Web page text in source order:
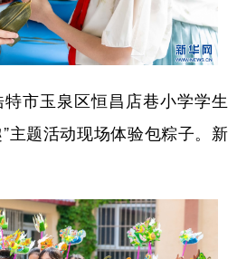
市玉泉区恒昌店巷小学学生
主题活动现场体验包粽子。新